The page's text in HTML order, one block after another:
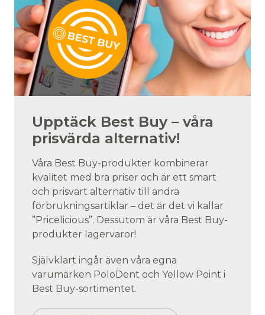
Upptäck Best Buy – våra
prisvärda alternativ!
Våra Best Buy-produkter kombinerar
kvalitet med bra priser och är ett smart
och prisvärt alternativ till andra
förbrukningsartiklar – det är det vi kallar
”Pricelicious”. Dessutom är våra Best Buy-
produkter lagervaror!
Självklart ingår även våra egna
varumärken PoloDent och Yellow Point i
Best Buy-sortimentet.